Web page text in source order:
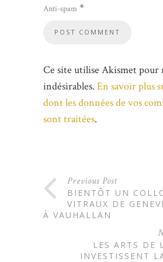
Anti-spam *
Ce site utilise Akismet pour
indésirables. En savoir plus
dont les données de vos
sont traitées.
Previous Post
BIENTÔT UN
VITRAUX DE
À VAUHALLAN
LES ARTS DE
INVESTISSENT